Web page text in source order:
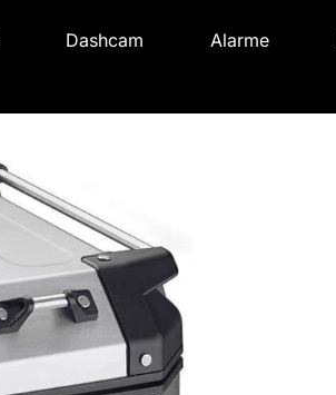
Dashcam Alarme